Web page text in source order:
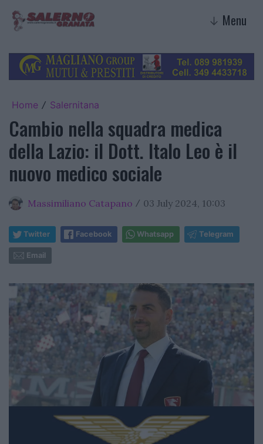
↓ Menu
Home / Salernitana
Cambio nella squadra medica
della Lazio: il Dott. Italo Leo è il
nuovo medico sociale
Massimiliano Catapano / 03 July 2024, 10:03
Twitter Facebook Whatsapp Telegram
Email